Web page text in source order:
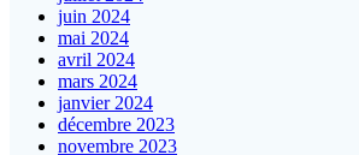
juin 2024
mai 2024
avril 2024
mars 2024
janvier 2024
décembre 2023
novembre 2023